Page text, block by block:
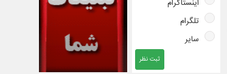
اینستاگرام
تلگرام
سایر
ثبت نظر